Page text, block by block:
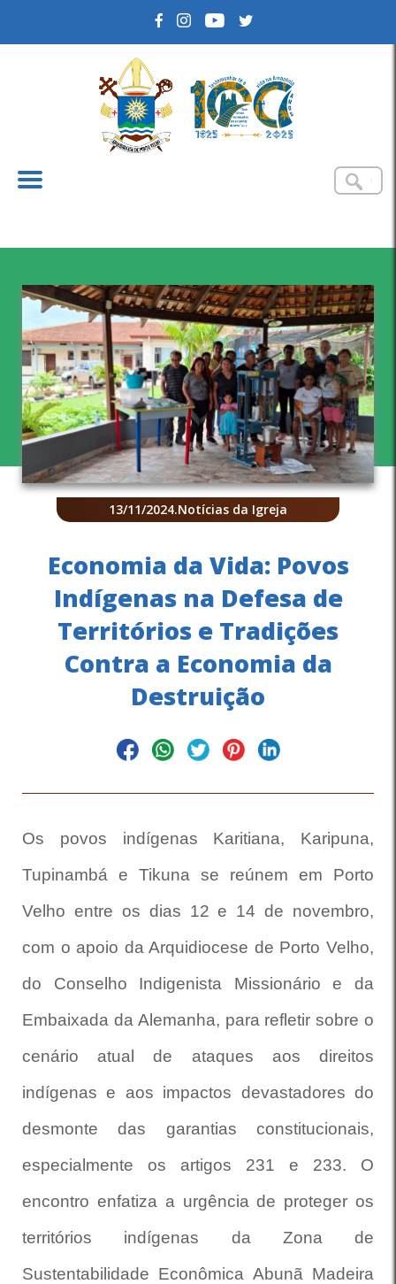
13/11/2024.Notícias da Igreja
Economia da Vida: Povos
Indígenas na Defesa de
Territórios e Tradições
Contra a Economia da
Destruição
Os povos indígenas Karitiana, Karipuna,
Tupinambá e Tikuna se reúnem em Porto
Velho entre os dias 12 e 14 de novembro,
com o apoio da Arquidiocese de Porto Velho,
do Conselho Indigenista Missionário e da
Embaixada da Alemanha, para refletir sobre o
cenário atual de ataques aos direitos
indígenas e aos impactos devastadores do
desmonte das garantias constitucionais,
especialmente os artigos 231 e 233. O
encontro enfatiza a urgência de proteger os
territórios indígenas da Zona de
Sustentabilidade Econômica Abunã Madeira